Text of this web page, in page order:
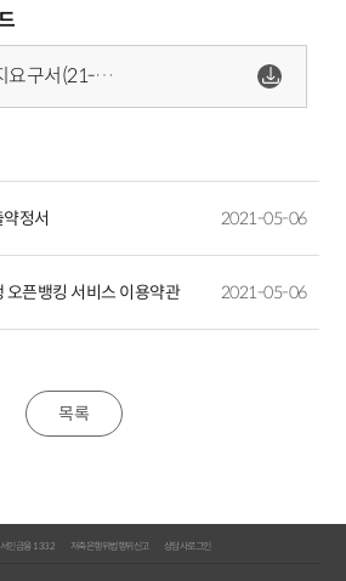
위법계약해지요구서(21-COM-0159).pdf
정서 2021-05-06
오픈뱅킹 서비스 이용약관 2021-05-06
목록
서민금융 1332 저축은행위법행위신고 상담사로그인